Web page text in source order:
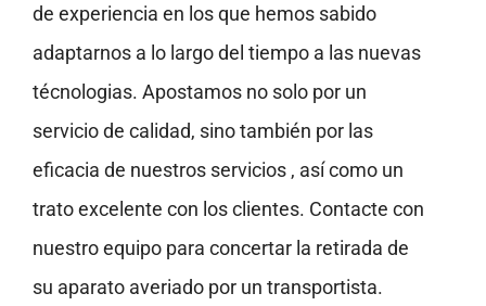
de experiencia en los que hemos sabido
adaptarnos a lo largo del tiempo a las nuevas
técnologias. Apostamos no solo por un
servicio de calidad, sino también por las
eficacia de nuestros servicios , así como un
trato excelente con los clientes. Contacte con
nuestro equipo para concertar la retirada de
su aparato averiado por un transportista.